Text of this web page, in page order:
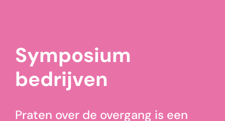
Symposium
bedrijven
Praten over de overgang is een